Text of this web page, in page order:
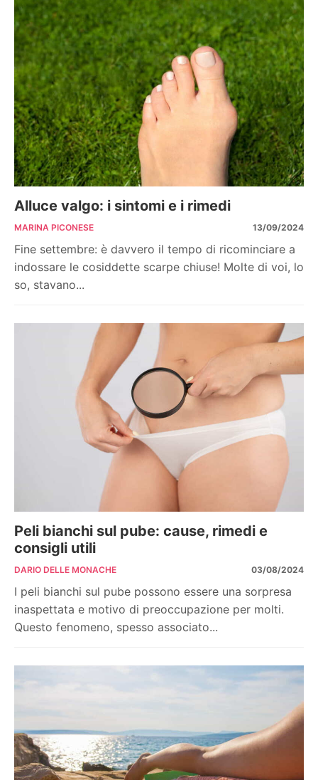
Alluce valgo: i sintomi e i rimedi
MARINA PICONESE 13/09/2024
Fine settembre: è davvero il tempo di ricominciare a
indossare le cosiddette scarpe chiuse! Molte di voi, lo
so, stavano...
Peli bianchi sul pube: cause, rimedi e
consigli utili
DARIO DELLE MONACHE 03/08/2024
I peli bianchi sul pube possono essere una sorpresa
inaspettata e motivo di preoccupazione per molti.
Questo fenomeno, spesso associato...